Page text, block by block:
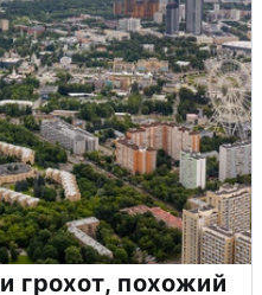
грохот, похожий